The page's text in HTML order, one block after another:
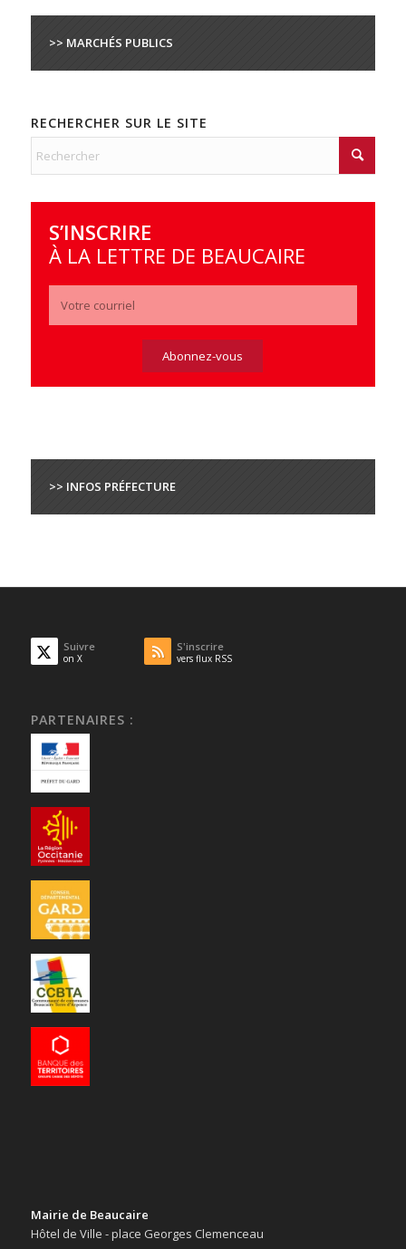
>> MARCHÉS PUBLICS
RECHERCHER SUR LE SITE
S’INSCRIRE
À LA LETTRE DE BEAUCAIRE
>> INFOS PRÉFECTURE
Suivre
on X
S'inscrire
vers flux RSS
PARTENAIRES :
Mairie de Beaucaire
Hôtel de Ville - place Georges Clemenceau